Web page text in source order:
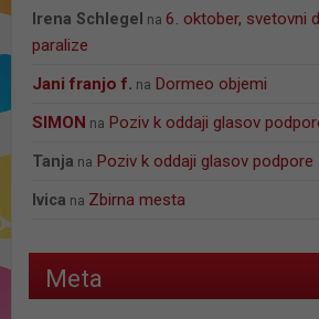
Irena Schlegel na6. oktober, svetovni
paralize
jani franjo f. na Dormeo objemi
SIMON na Poziv k oddaji glasov
Tanja na Poziv k oddaji glasov podpore
Ivica na Zbirna mesta
Meta